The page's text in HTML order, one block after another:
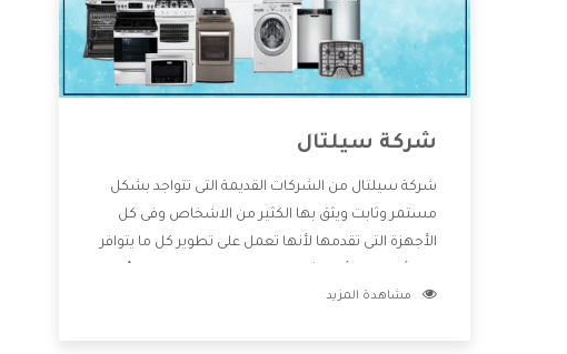
شركة سيلتال
شركة سيلتال من الشركات القديمة التى تتواجد بشكل
مستمر وثابت ويثق بها الكثير من الاشخاص وفى كل
الأجهزة التى تقدمها لأنها تعمل على تطوير كل ما يتوافر
خدمات ما بعد البيع مع المنتجات وتقدم للعملاء أقوى
مشاهدة المزيد